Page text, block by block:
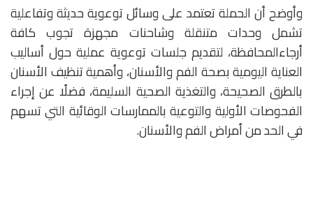
وأوضح أن الحملة تعتمد على وسائل توعوية حديثة وتفاعلية
تشمل وحدات متنقلة وشاحنات مجهزة تجوب كافة
أرجاءالمحافظة، لتقديم جلسات توعوية عملية حول أساليب
العناية اليومية بصحة الفم والأسنان، وأهمية تنظيف الأسنان
بالطرق الصحيحة، والتغذية الصحية السليمة، فضلًا عن إجراء
الفحوصات الأولية والتوعية بالممارسات الوقائية التي تسهم
في الحد من أمراض الفم والأسنان.